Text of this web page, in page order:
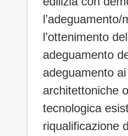
l’ottenimento
adeguamento
adeguamento
architettoniche
tecnologica
riqualificazione